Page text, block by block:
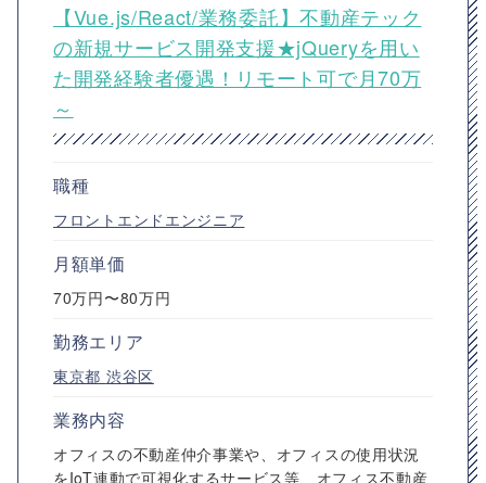
【Vue.js/React/業務委託】不動産テック
の新規サービス開発支援★jQueryを用い
た開発経験者優遇！リモート可で月70万
～
職種
フロントエンドエンジニア
月額単価
70万円〜80万円
勤務エリア
東京都 渋谷区
業務内容
オフィスの不動産仲介事業や、オフィスの使用状況
をIoT連動で可視化するサービス等、オフィス不動産